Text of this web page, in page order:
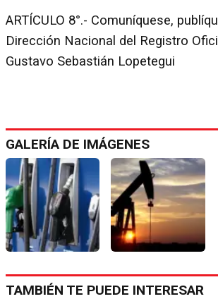
ARTÍCULO 8°.- Comuníquese,
Dirección Nacional del Registro
Gustavo Sebastián Lopetegui
GALERÍA DE IMÁGENES
TAMBIÉN TE PUEDE INTERESAR